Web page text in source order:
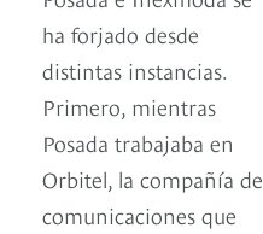
ha forjado desde
distintas instancias.
Primero, mientras
Posada trabajaba en
Orbitel, la compañía de
comunicaciones que